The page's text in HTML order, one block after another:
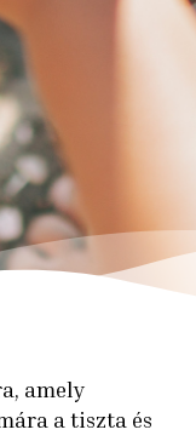
amely
a tiszta és